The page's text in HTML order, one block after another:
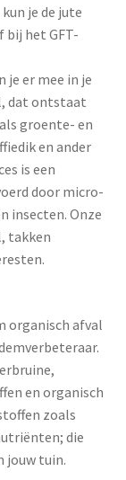
je de jute
bij het GFT-
je er mee in je
dat ontstaat
groente- en
en ander
is een
door micro-
insecten. Onze
takken
organisch afval
en organisch
zoals
die
jouw tuin.